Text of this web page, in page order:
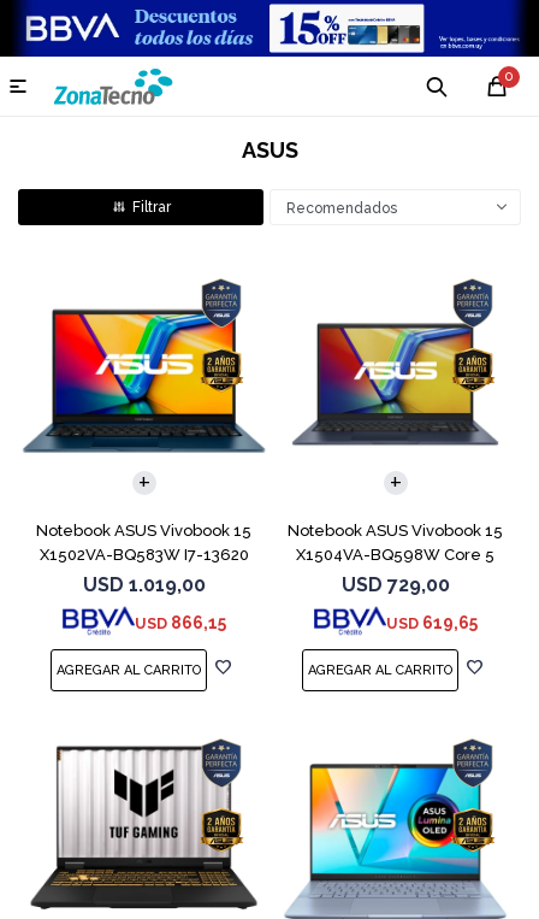
0

ASUS
Recomendados
Notebook ASUS Vivobook 15
X1502VA-BQ583W I7-13620
512GB 16GB
USD 1.019,00
USD 866,15
COMPARAR
Notebook ASUS Vivobook 15
X1504VA-BQ598W Core 5
120U 512GB
USD 729,00
USD 619,65
COMPARAR
COMPARAR